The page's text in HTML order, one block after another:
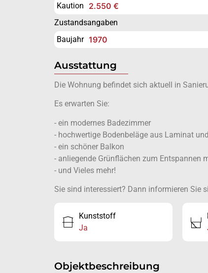
Kaution 2.550 €
Zustandsangaben
Baujahr 1970
Ausstattung
Die Wohnung befindet sich aktuell in
Es erwarten Sie:
- ein modernes Badezimmer
- hochwertige Bodenbeläge aus Laminat
- ein schöner Balkon
- anliegende Grünflächen zum Entspannen
- und Vieles mehr!
Sie sind interessiert? Dann informieren Sie
Kunststoff
Ja
Objektbeschreibung